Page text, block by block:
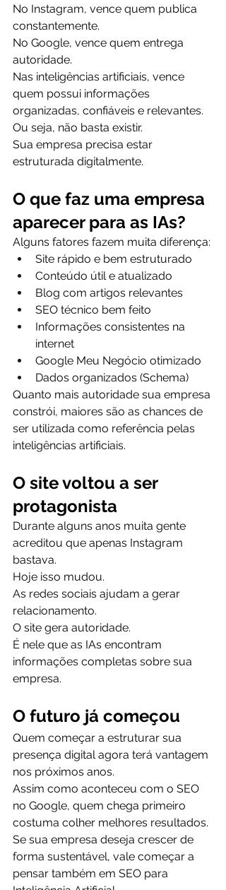
No Instagram, vence quem publica
constantemente.
No Google, vence quem entrega
autoridade.
Nas inteligências artificiais, vence
quem possui informações
organizadas, confiáveis e relevantes.
Ou seja, não basta existir.
Sua empresa precisa estar
estruturada digitalmente.
O que faz uma empresa
aparecer para as IAs?
Alguns fatores fazem muita diferença:
Site rápido e bem estruturado
Conteúdo útil e atualizado
Blog com artigos relevantes
SEO técnico bem feito
Informações consistentes na
internet
Google Meu Negócio otimizado
Dados organizados (Schema)
Quanto mais autoridade sua empresa
constrói, maiores são as chances de
ser utilizada como referência pelas
inteligências artificiais.
O site voltou a ser
protagonista
Durante alguns anos muita gente
acreditou que apenas Instagram
bastava.
Hoje isso mudou.
As redes sociais ajudam a gerar
relacionamento.
O site gera autoridade.
É nele que as IAs encontram
informações completas sobre sua
empresa.
O futuro já começou
Quem começar a estruturar sua
presença digital agora terá vantagem
nos próximos anos.
Assim como aconteceu com o SEO
no Google, quem chega primeiro
costuma colher melhores resultados.
Se sua empresa deseja crescer de
forma sustentável, vale começar a
pensar também em SEO para